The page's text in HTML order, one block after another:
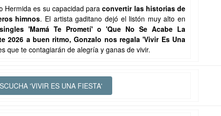
Hermida es su capacidad paraconvertir las historias de
himnos. El artista gaditano dejó el listón muy alto en
'Mamá Te Prometí' o 'Que No Se Acabe La
2026 a buen ritmo, Gonzalo nos regala 'Vivir Es Una
que te contagiarán de alegría y ganas de vivir.
'VIVIR ES UNA FIESTA'